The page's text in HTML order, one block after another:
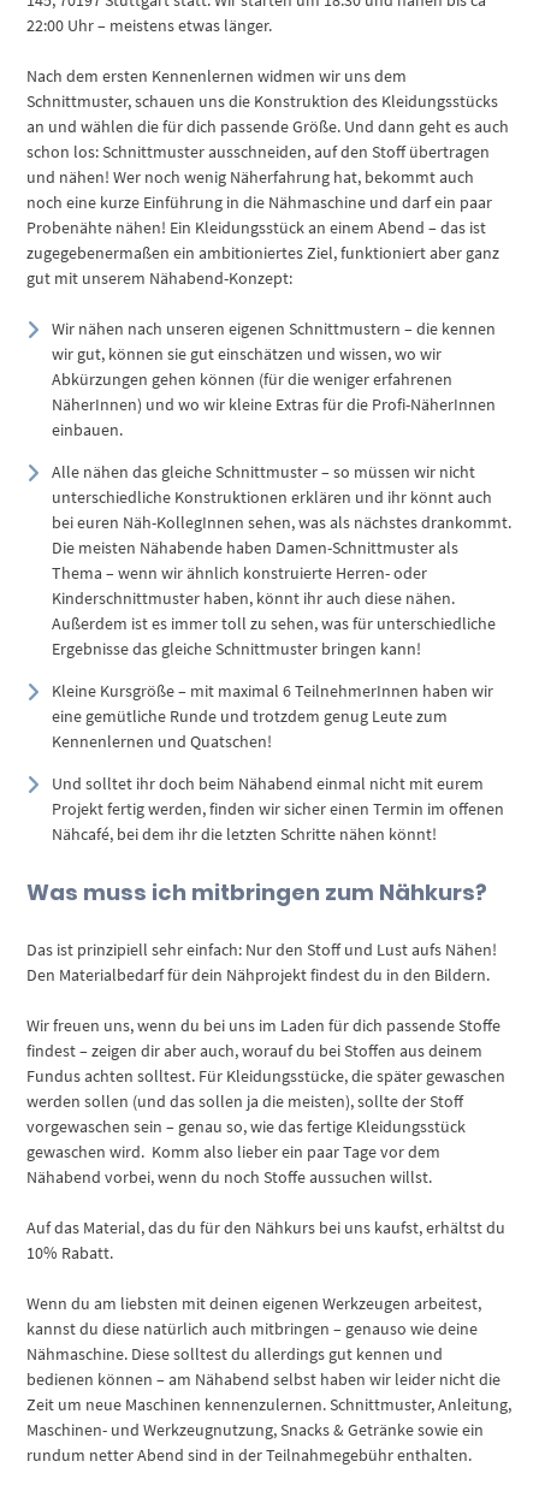
22:00 Uhr – meistens etwas länger.
Nach dem ersten Kennenlernen widmen wir uns dem
Schnittmuster, schauen uns die Konstruktion des Kleidungsstücks
an und wählen die für dich passende Größe. Und dann geht es auch
schon los: Schnittmuster ausschneiden, auf den Stoff übertragen
und nähen! Wer noch wenig Näherfahrung hat, bekommt auch
noch eine kurze Einführung in die Nähmaschine und darf ein paar
Probenähte nähen! Ein Kleidungsstück an einem Abend – das ist
zugegebenermaßen ein ambitioniertes Ziel, funktioniert aber ganz
gut mit unserem Nähabend-Konzept:
Wir nähen nach unseren eigenen Schnittmustern – die kennen
wir gut, können sie gut einschätzen und wissen, wo wir
Abkürzungen gehen können (für die weniger erfahrenen
NäherInnen) und wo wir kleine Extras für die Profi-NäherInnen
einbauen.
Alle nähen das gleiche Schnittmuster – so müssen wir nicht
unterschiedliche Konstruktionen erklären und ihr könnt auch
bei euren Näh-KollegInnen sehen, was als nächstes drankommt.
Die meisten Nähabende haben Damen-Schnittmuster als
Thema – wenn wir ähnlich konstruierte Herren- oder
Kinderschnittmuster haben, könnt ihr auch diese nähen.
Außerdem ist es immer toll zu sehen, was für unterschiedliche
Ergebnisse das gleiche Schnittmuster bringen kann!
Kleine Kursgröße – mit maximal 6 TeilnehmerInnen haben wir
eine gemütliche Runde und trotzdem genug Leute zum
Kennenlernen und Quatschen!
Und solltet ihr doch beim Nähabend einmal nicht mit eurem
Projekt fertig werden, finden wir sicher einen Termin im offenen
Nähcafé, bei dem ihr die letzten Schritte nähen könnt!
Was muss ich mitbringen zum Nähkurs?
Das ist prinzipiell sehr einfach: Nur den Stoff und Lust aufs Nähen!
Den Materialbedarf für dein Nähprojekt findest du in den Bildern.
Wir freuen uns, wenn du bei uns im Laden für dich passende Stoffe
findest – zeigen dir aber auch, worauf du bei Stoffen aus deinem
Fundus achten solltest. Für Kleidungsstücke, die später gewaschen
werden sollen (und das sollen ja die meisten), sollte der Stoff
vorgewaschen sein – genau so, wie das fertige Kleidungsstück
gewaschen wird. Komm also lieber ein paar Tage vor dem
Nähabend vorbei, wenn du noch Stoffe aussuchen willst.
Auf das Material, das du für den Nähkurs bei uns kaufst, erhältst du
10% Rabatt.
Wenn du am liebsten mit deinen eigenen Werkzeugen arbeitest,
kannst du diese natürlich auch mitbringen – genauso wie deine
Nähmaschine. Diese solltest du allerdings gut kennen und
bedienen können – am Nähabend selbst haben wir leider nicht die
Zeit um neue Maschinen kennenzulernen. Schnittmuster, Anleitung,
Maschinen- und Werkzeugnutzung, Snacks & Getränke sowie ein
rundum netter Abend sind in der Teilnahmegebühr enthalten.